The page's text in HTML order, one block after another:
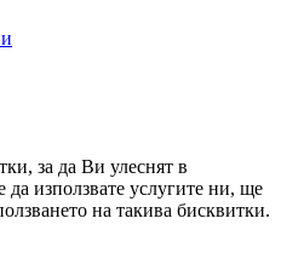
за да Ви улеснят в
използвате услугите ни, ще
на такива бисквитки.